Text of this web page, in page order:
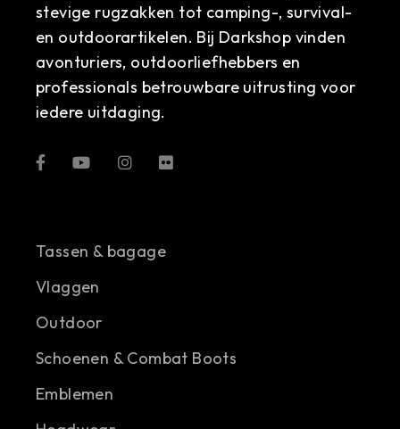
stevige rugzakken tot camping-, survival-
en outdoorartikelen. Bij Darkshop vinden
avonturiers, outdoorliefhebbers en
professionals betrouwbare uitrusting voor
iedere uitdaging.
Tassen & bagage
Vlaggen
Outdoor
Schoenen & Combat Boots
Emblemen